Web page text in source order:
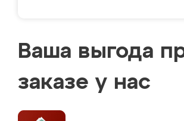
Ваша выгода
заказе у нас